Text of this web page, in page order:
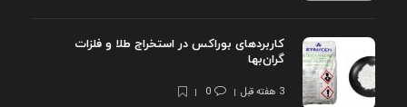
کاربردهای بوراکس در استخراج طلا و فلزات
گران‌بها
3 هفته قبل 0